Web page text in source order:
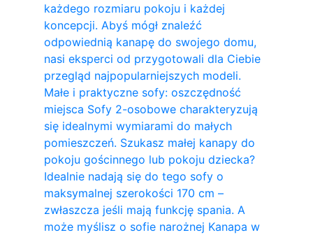
każdego rozmiaru pokoju i każdej
koncepcji. Abyś mógł znaleźć
odpowiednią kanapę do swojego domu,
nasi eksperci od przygotowali dla Ciebie
przegląd najpopularniejszych modeli.
Małe i praktyczne sofy: oszczędność
miejsca Sofy 2-osobowe charakteryzują
się idealnymi wymiarami do małych
pomieszczeń. Szukasz małej kanapy do
pokoju gościnnego lub pokoju dziecka?
Idealnie nadają się do tego sofy o
maksymalnej szerokości 170 cm –
zwłaszcza jeśli mają funkcję spania. A
może myślisz o sofie narożnej Kanapa w